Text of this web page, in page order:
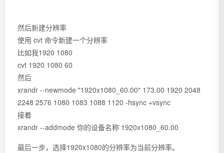
然后新建分辨率
使用 cvt 命令新建一个分辨率
比如我1920 1080
cvt 1920 1080 60
然后
xrandr --newmode "1920x1080_60.00" 173.00 1920 2048
2248 2576 1080 1083 1088 1120 -hsync +vsync
接着
xrandr --addmode 你的设备名称 1920x1080_60.00
最后一步，选择1920x1080的分辨率为当前分辨率。